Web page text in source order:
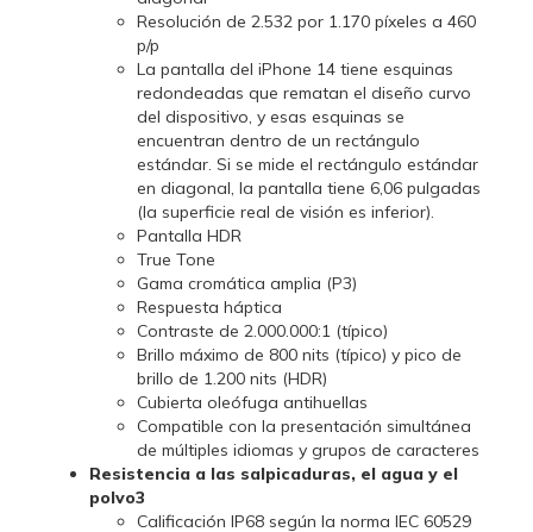
Resolución de 2.532 por 1.170 píxeles a 460
p/p
La pantalla del iPhone 14 tiene esquinas
redondeadas que rematan el diseño curvo
del dispositivo, y esas esquinas se
encuentran dentro de un rectángulo
estándar. Si se mide el rectángulo estándar
en diagonal, la pantalla tiene 6,06 pulgadas
(la superficie real de visión es inferior).
Pantalla HDR
True Tone
Gama cromática amplia (P3)
Respuesta háptica
Contraste de 2.000.000:1 (típico)
Brillo máximo de 800 nits (típico) y pico de
brillo de 1.200 nits (HDR)
Cubierta oleófuga antihuellas
Compatible con la presentación simultánea
de múltiples idiomas y grupos de caracteres
Resistencia a las salpicaduras, el agua y el
polvo3
Calificación IP68 según la norma IEC 60529